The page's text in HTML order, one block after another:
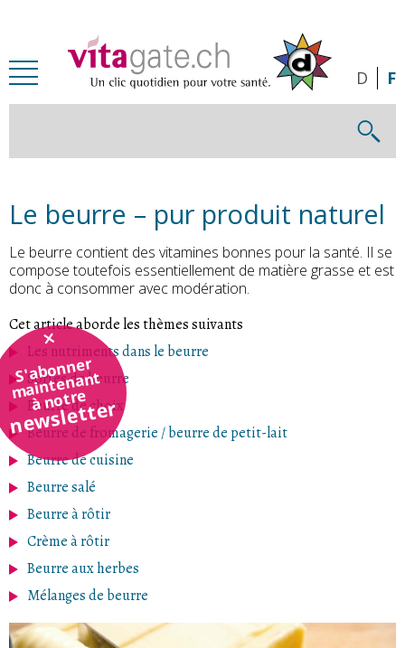
S'abonner
maintenant
à notre
newsletter
D F
Le beurre – pur produit naturel
Le beurre contient des vitamines bonnes pour la santé. Il se
compose toutefois essentiellement de matière grasse et est
donc à consommer avec modération.
Cet article aborde les thèmes suivants
Les nutriments dans le beurre
Sortes de beurre
Beurre de choix
Beurre de fromagerie / beurre de petit-lait
Beurre de cuisine
Beurre salé
Beurre à rôtir
Crème à rôtir
Beurre aux herbes
Mélanges de beurre